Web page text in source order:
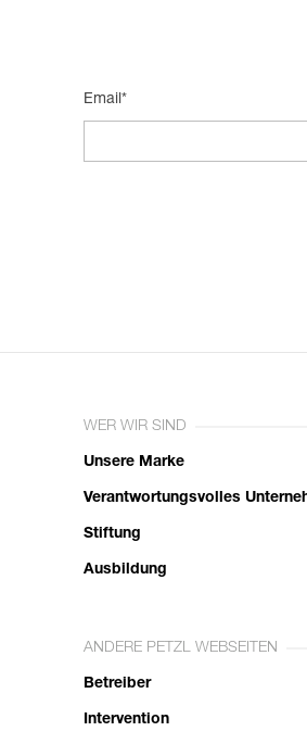
Email*
WER WIR SIND
Unsere Marke
Verantwortungsvolles
Stiftung
Ausbildung
ANDERE PETZL WEBSEITEN
Betreiber
Intervention